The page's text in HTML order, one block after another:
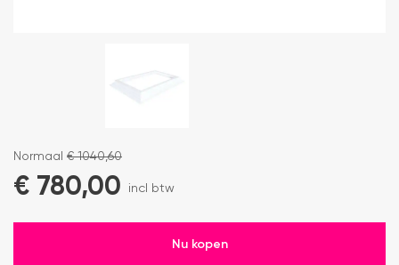
Normaal €1040,60
€ 780,00 incl btw
Nu kopen